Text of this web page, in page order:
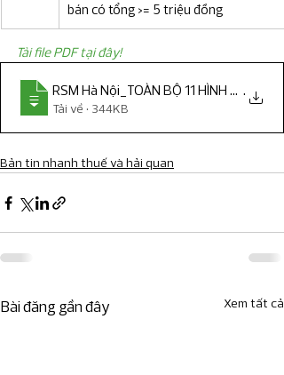
bán có tổng >= 5 triệu đồng
Tải file PDF tại đây!
RSM Hà Nội_TOÀN BỘ 11 HÌNH THỨC
.
Tải về • 344KB
Bản tin nhanh thuế và hải quan
Bài đăng gần đây Xem tất cả